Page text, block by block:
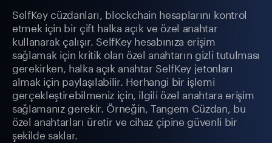
SelfKey cüzdanları, blockchain hesaplarını kontrol
etmek için bir çift halka açık ve özel anahtar
kullanarak çalışır. SelfKey hesabınıza erişim
sağlamak için kritik olan özel anahtarın gizli tutulması
gerekirken, halka açık anahtar SelfKey jetonları
almak için paylaşılabilir. Herhangi bir işlemi
gerçekleştirebilmeniz için, ilgili özel anahtara erişim
sağlamanız gerekir. Örneğin, Tangem Cüzdan, bu
özel anahtarları üretir ve cihaz çipine güvenli bir
şekilde saklar.